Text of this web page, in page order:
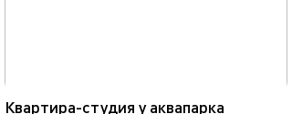
Квартира-студия у аквапарка